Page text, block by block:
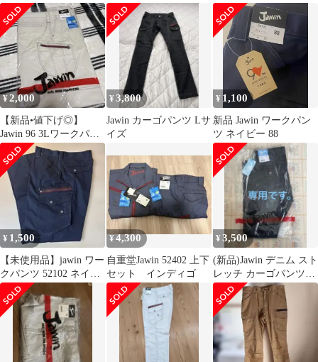
★ 消臭 抗菌 帯電防止
カーゴ ワーク パンツ
Sz.85 メンズ 作業服
ート 多機能ポケット フ
ァスナーポケット フラ
ップポケット ベルトル
ープ 無地 織柄 ワーク
パンツ 作業ズボン ネイ
ビー 紺 レッド 赤 メン
ズ サイズ 82/78
OM11179HG
¥2,000
【新品•値下げ◎】
Jawin 96 3Lワークパン
ツ ベージュ 作業着
¥3,800
Jawin カーゴパンツ Lサ
イズ
¥ 1,100
新品 Jawin ワークパン
ツ ネイビー 88
¥ 1,500
【未使用品】jawin ワー
クパンツ 52102 ネイビ
ー 76
¥4,300
自重堂Jawin 52402 上下
セット インディゴ
¥3,500
(新品)Jawin デニム スト
レッチ カーゴパンツ
(春夏用)メンズ